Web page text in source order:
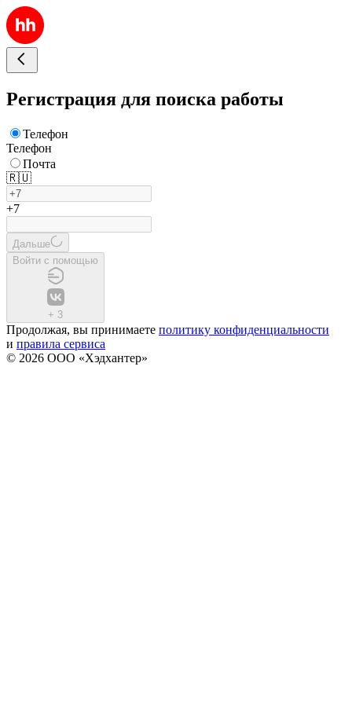
Регистрация для поиска работы
Телефон
Телефон
Почта
🇷🇺
+7
Дальше
Войти с помощью
+ 3
Продолжая, вы принимаете политику конфиденциальности
и правила сервиса
© 2026 ООО «Хэдхантер»